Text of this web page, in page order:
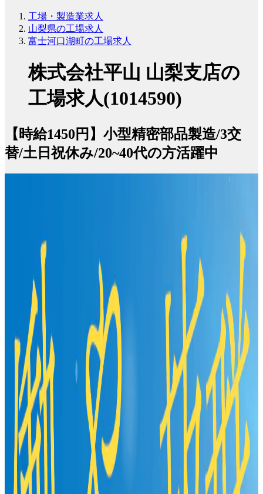
工場・製造業求人
山梨県の工場求人
富士河口湖町の工場求人
株式会社平山 山梨支店の
工場求人(1014590)
【時給1450円】小型精密部品製造/3交
替/土日祝休み/20~40代の方活躍中